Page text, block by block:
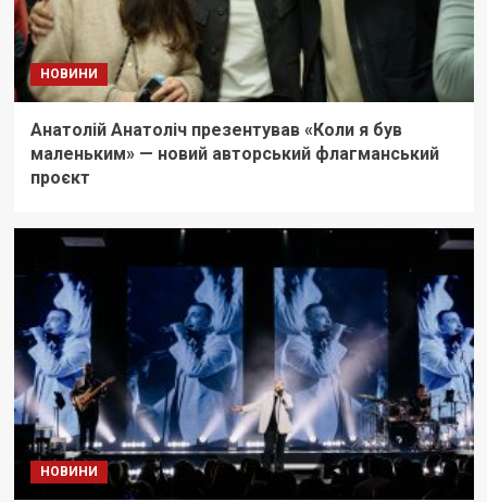
НОВИНИ
Анатолій Анатоліч презентував «Коли я був
маленьким» — новий авторський флагманський
проєкт
НОВИНИ